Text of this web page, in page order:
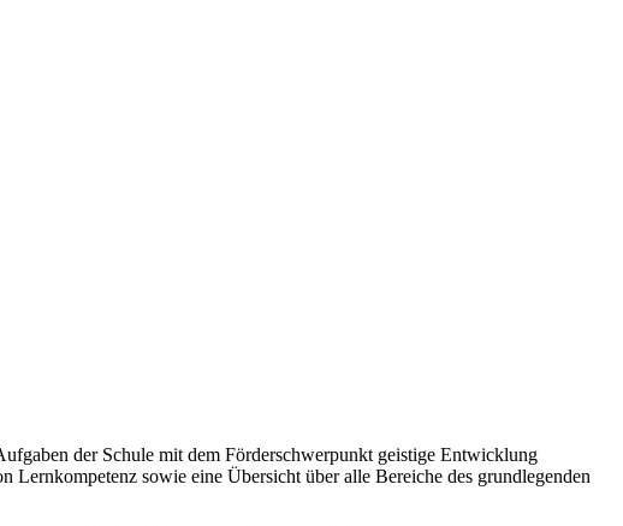
der Schule mit dem Förderschwerpunkt geistige Entwicklung
sowie eine Übersicht über alle Bereiche des grundlegenden